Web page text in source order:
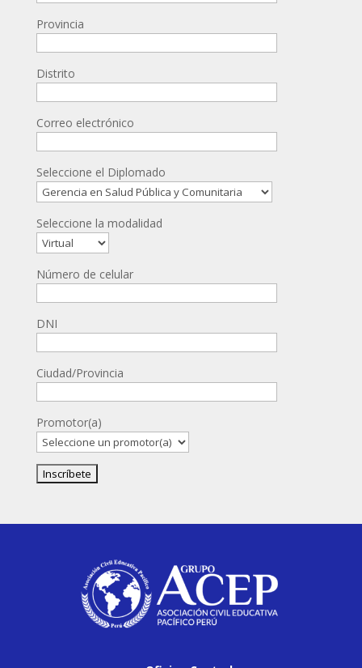
Provincia
Distrito
Correo electrónico
Seleccione el Diplomado
Seleccione la modalidad
Número de celular
DNI
Ciudad/Provincia
Promotor(a)